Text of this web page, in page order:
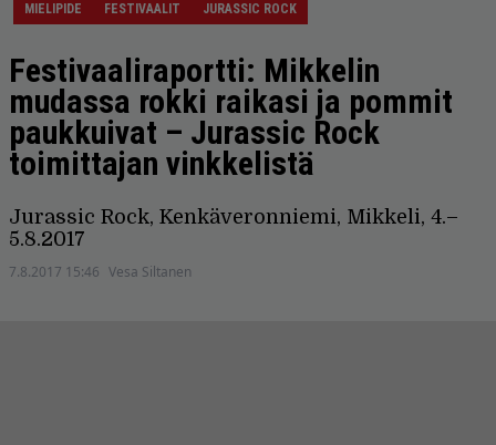
MIELIPIDE FESTIVAALIT JURASSIC ROCK
Festivaaliraportti: Mikkelin
mudassa rokki raikasi ja pommit
paukkuivat – Jurassic Rock
toimittajan vinkkelistä
Jurassic Rock, Kenkäveronniemi, Mikkeli, 4.–
5.8.2017
7.8.2017 15:46 Vesa Siltanen